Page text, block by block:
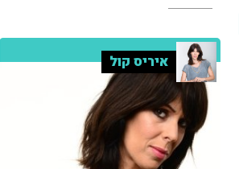
איריס קול